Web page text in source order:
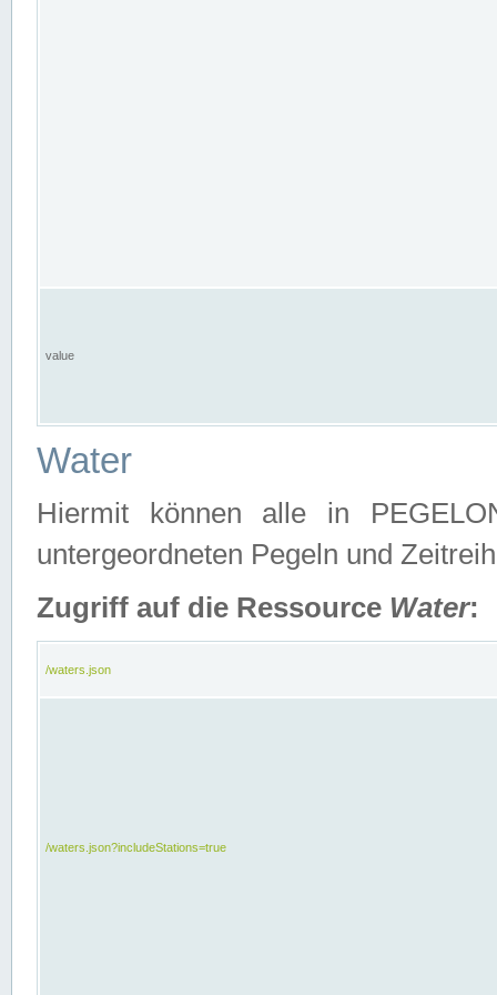
value
Water
Hiermit können alle in
untergeordneten Pegeln und
Zugriff auf die Ressource Water:
/waters.json
/waters.json?includeStations=true